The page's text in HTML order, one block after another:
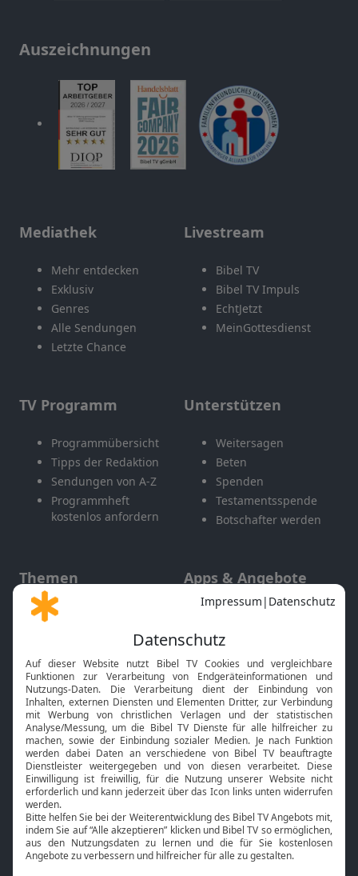
Auszeichnungen
Mediathek
Mehr entdecken
Exklusiv
Genres
Alle Sendungen
Letzte Chance
Livestream
Bibel TV
Bibel TV Impuls
EchtJetzt
MeinGottesdienst
TV Programm
Programmübersicht
Tipps der Redaktion
Sendungen von A-Z
Programmheft
kostenlos anfordern
Unterstützen
Weitersagen
Beten
Spenden
Testamentsspende
Botschafter werden
Themen
Gott und Bibel erklärt
Neuigkeiten
Apps & Angebote
Mobile App
Smart TV
HbbTV
Bibelthek Online-Bibel
Nächster Gottesdienst
Bibel TV
Über uns
Jobs
Service
Kontakt
TV-Empfang